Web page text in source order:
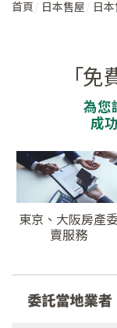
首頁 日本售屋 日
「
為您
成
東京、大阪房產
賣服務